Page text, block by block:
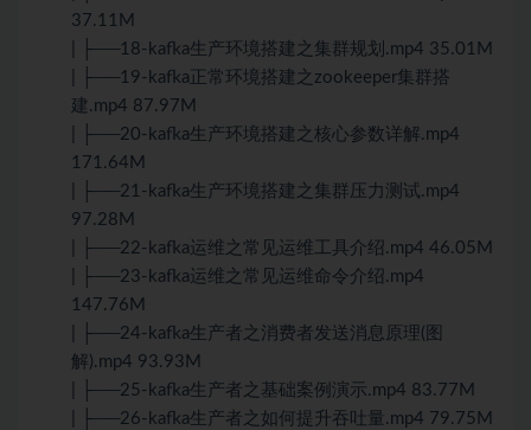
37.11M
| ├──18-kafka生产环境搭建之集群规划.mp4 35.01M
| ├──19-kafka正常环境搭建之zookeeper集群搭
建.mp4 87.97M
| ├──20-kafka生产环境搭建之核心参数详解.mp4
171.64M
| ├──21-kafka生产环境搭建之集群压力测试.mp4
97.28M
| ├──22-kafka运维之常见运维工具介绍.mp4 46.05M
| ├──23-kafka运维之常见运维命令介绍.mp4
147.76M
| ├──24-kafka生产者之消费者发送消息原理(图
解).mp4 93.93M
| ├──25-kafka生产者之基础案例演示.mp4 83.77M
| ├──26-kafka生产者之如何提升吞吐量.mp4 79.75M